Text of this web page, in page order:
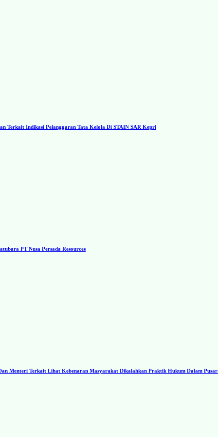
Terkait Indikasi Pelanggaran Tata Kelola Di STAIN SAR Kepri
PT Nusa Persada Resources
Menteri Terkait Lihat Kebenaran Masyarakat Dikalahkan Praktik Hukum Dalam